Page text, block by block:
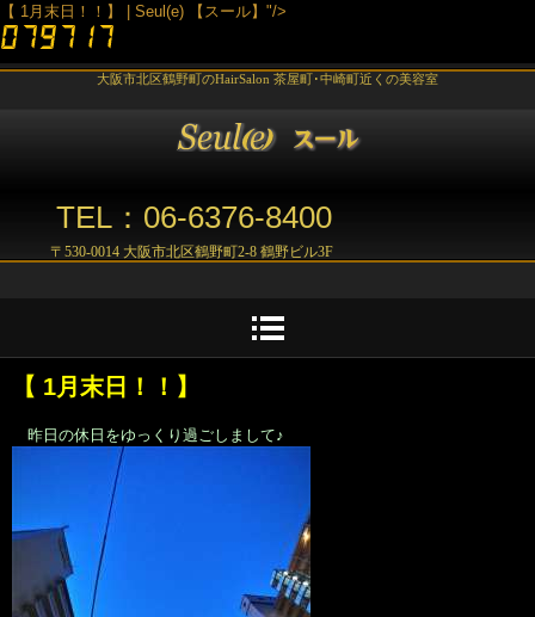
【 1月末日！！】 | Seul(e) 【スール】"/>
大阪市北区鶴野町のHairSalon 茶屋町･中崎町近くの美容室
TEL：06-6376-8400
〒530-0014 大阪市北区鶴野町2-8 鶴野ビル3F
【 1月末日！！】
昨日の休日をゆっくり過ごしまして♪